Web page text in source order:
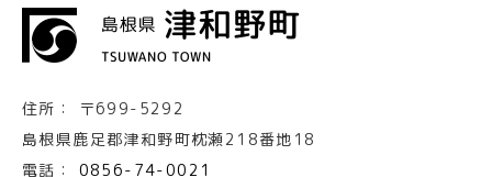
住所：
〒699-5292
島根県鹿足郡津和野町枕瀬218番地18
電話：
0856-74-0021